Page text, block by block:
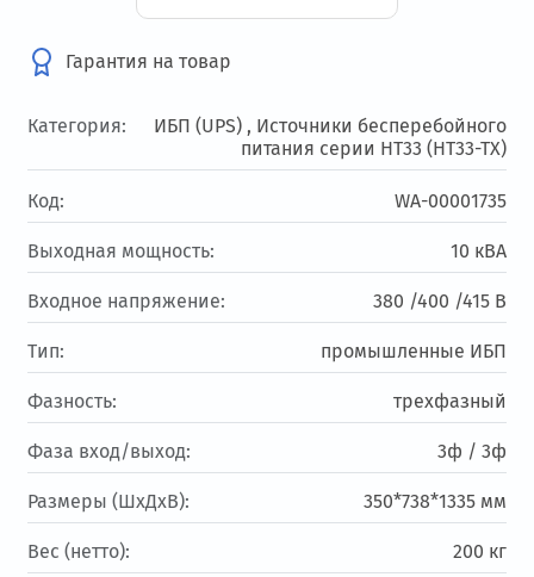
Гарантия на товар
Категория: ИБП (UPS) , Источники бесперебойного
питания серии HT33 (HT33-TX)
Код: WA-00001735
Выходная мощность: 10 кВА
Входное напряжение: 380 /400 /415 В
Тип: промышленные ИБП
Фазность: трехфазный
Фаза вход/выход: 3ф / 3ф
Размеры (ШхДхВ): 350*738*1335 мм
Вес (нетто): 200 кг